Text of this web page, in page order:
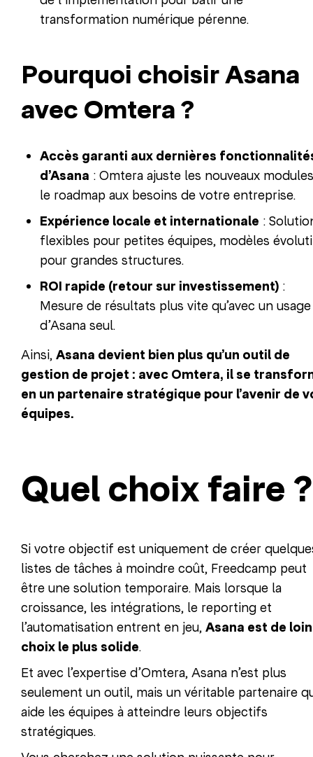
transformation numérique pérenne.
Pourquoi choisir Asana
avec Omtera ?
Accès garanti aux dernières
d’Asana : Omtera ajuste les nouveaux
le roadmap aux besoins de votre entreprise.
Expérience locale et internationale :
flexibles pour petites équipes, modèles
pour grandes structures.
ROI rapide (retour sur investissement) :
Mesure de résultats plus vite qu’avec un usage
d’Asana seul.
Ainsi, Asana devient bien plus qu’un outil de
gestion de projet : avec Omtera, il se
en un partenaire stratégique pour l’avenir de
équipes.
Quel choix faire ?
Si votre objectif est uniquement de créer
listes de tâches à moindre coût, Freedcamp peut
être une solution temporaire. Mais lorsque la
croissance, les intégrations, le reporting et
l’automatisation entrent en jeu, Asana est de
choix le plus solide.
Et avec l’expertise d’Omtera, Asana n’est plus
seulement un outil, mais un véritable partenaire
aide les équipes à atteindre leurs objectifs
stratégiques.